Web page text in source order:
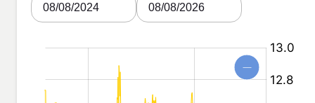
08/08/2024 08/08/2026